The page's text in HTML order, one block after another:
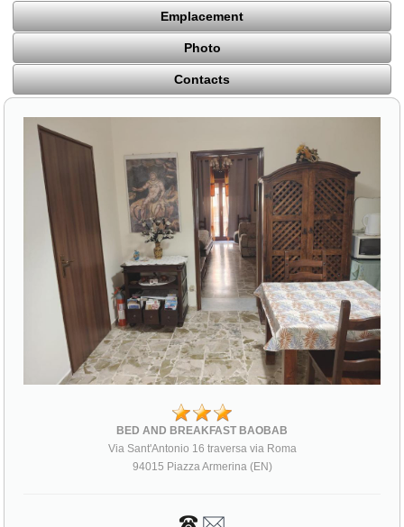
Emplacement
Photo
Contacts
Via Sant'Antonio 16 traversa via Roma
94015 Piazza Armerina (EN)